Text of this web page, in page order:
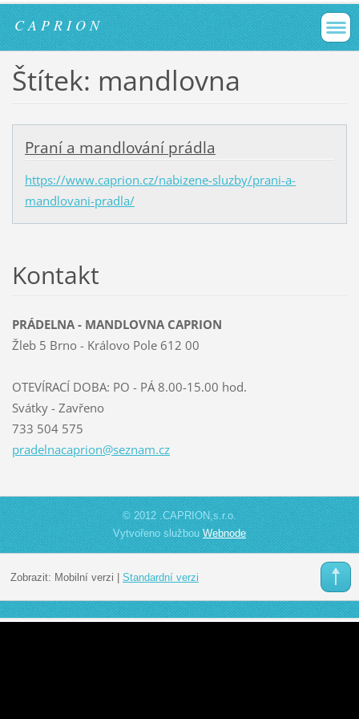
C A P R I O N
Štítek: mandlovna
Praní a mandlování prádla
https://www.caprion.cz/nabizene-sluzby/prani-a-
mandlovani-pradla/
Kontakt
PRÁDELNA - MANDLOVNA CAPRION
Žleb 5 Brno - Královo Pole 612 00
OTEVÍRACÍ DOBA: PO - PÁ 8.00-15.00 hod.
Svátky - Zavřeno
733 504 575
pradelnacaprion@seznam.cz
© 2012 .CAPRION,s.r.o.
Vytvořeno službouWebnode
Zobrazit: Mobilní verzi Standardní verzi